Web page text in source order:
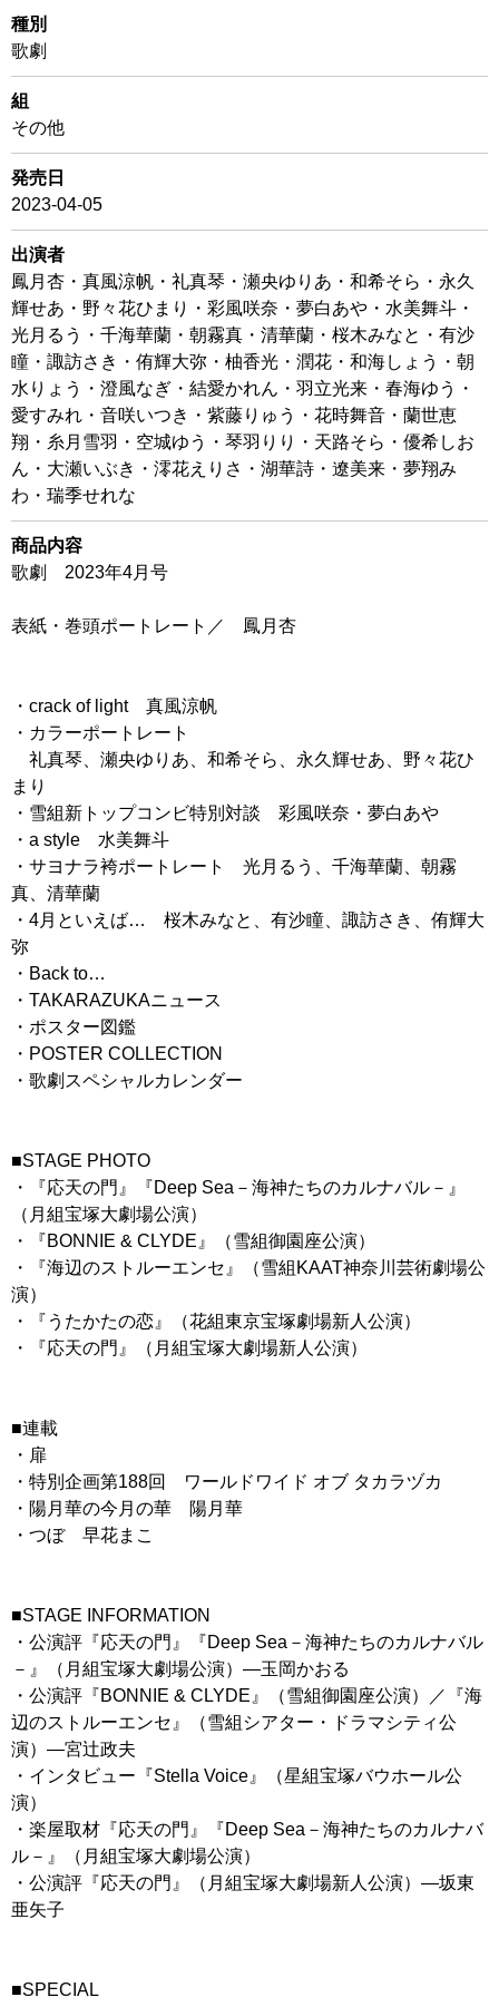
種別
歌劇
組
その他
発売日
2023-04-05
出演者
鳳月杏・真風涼帆・礼真琴・瀬央ゆりあ・和希そら・永久
輝せあ・野々花ひまり・彩風咲奈・夢白あや・水美舞斗・
光月るう・千海華蘭・朝霧真・清華蘭・桜木みなと・有沙
瞳・諏訪さき・侑輝大弥・柚香光・潤花・和海しょう・朝
水りょう・澄風なぎ・結愛かれん・羽立光来・春海ゆう・
愛すみれ・音咲いつき・紫藤りゅう・花時舞音・蘭世恵
翔・糸月雪羽・空城ゆう・琴羽りり・天路そら・優希しお
ん・大瀬いぶき・澪花えりさ・湖華詩・遼美来・夢翔み
わ・瑞季せれな
商品内容
歌劇 2023年4月号
表紙・巻頭ポートレート／ 鳳月杏
・crack of light 真風涼帆
・カラーポートレート
礼真琴、瀬央ゆりあ、和希そら、永久輝せあ、野々花ひ
まり
・雪組新トップコンビ特別対談 彩風咲奈・夢白あや
・a style 水美舞斗
・サヨナラ袴ポートレート 光月るう、千海華蘭、朝霧
真、清華蘭
・4月といえば… 桜木みなと、有沙瞳、諏訪さき、侑輝大
弥
・Back to…
・TAKARAZUKAニュース
・ポスター図鑑
・POSTER COLLECTION
・歌劇スペシャルカレンダー
■STAGE PHOTO
・『応天の門』『Deep Sea－海神たちのカルナバル－』
（月組宝塚大劇場公演）
・『BONNIE & CLYDE』（雪組御園座公演）
・『海辺のストルーエンセ』（雪組KAAT神奈川芸術劇場公
演）
・『うたかたの恋』（花組東京宝塚劇場新人公演）
・『応天の門』（月組宝塚大劇場新人公演）
■連載
・扉
・特別企画第188回 ワールドワイド オブ タカラヅカ
・陽月華の今月の華 陽月華
・つぼ 早花まこ
■STAGE INFORMATION
・公演評『応天の門』『Deep Sea－海神たちのカルナバル
－』（月組宝塚大劇場公演）―玉岡かおる
・公演評『BONNIE & CLYDE』（雪組御園座公演）／『海
辺のストルーエンセ』（雪組シアター・ドラマシティ公
演）―宮辻政夫
・インタビュー『Stella Voice』（星組宝塚バウホール公
演）
・楽屋取材『応天の門』『Deep Sea－海神たちのカルナバ
ル－』（月組宝塚大劇場公演）
・公演評『応天の門』（月組宝塚大劇場新人公演）―坂東
亜矢子
■SPECIAL